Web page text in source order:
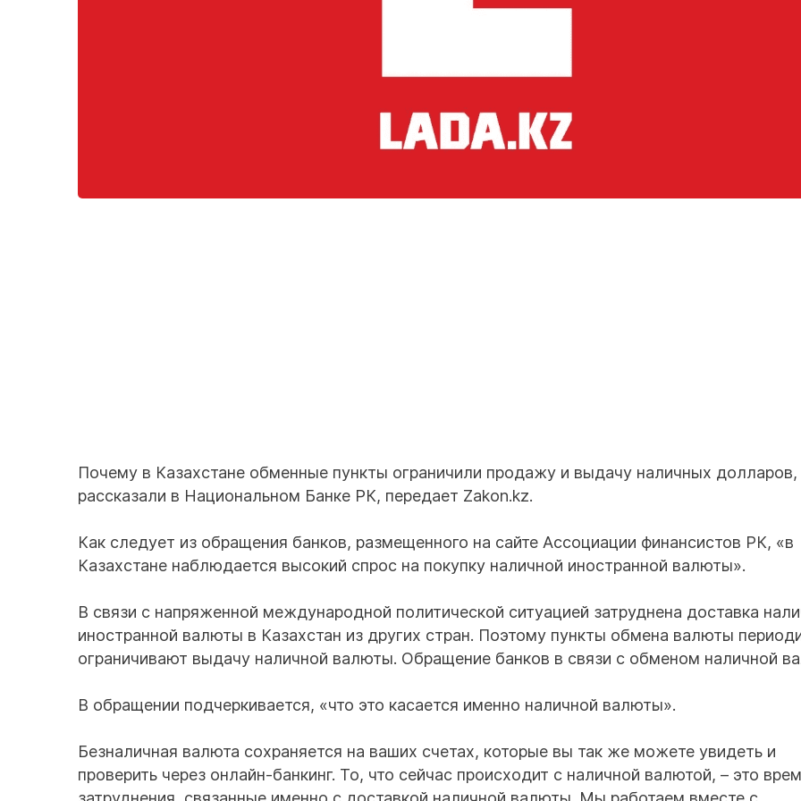
Почему в Казахстане обменные пункты ограничили продажу и выдачу наличных долларов,
рассказали в Национальном Банке РК, передает Zakon.kz.
Как следует из обращения банков, размещенного на сайте Ассоциации финансистов РК, «в
Казахстане наблюдается высокий спрос на покупку наличной иностранной валюты».
В связи с напряженной международной политической ситуацией затруднена доставка
иностранной валюты в Казахстан из других стран. Поэтому пункты обмена валюты
ограничивают выдачу наличной валюты. Обращение банков в связи с обменом наличной
В обращении подчеркивается, «что это касается именно наличной валюты».
Безналичная валюта сохраняется на ваших счетах, которые вы так же можете увидеть и
проверить через онлайн-банкинг. То, что сейчас происходит с наличной валютой, – это